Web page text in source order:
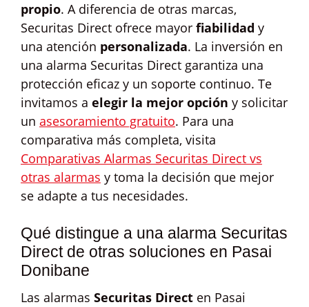
propio. A diferencia de otras marcas,
Securitas Direct ofrece mayor fiabilidad y
una atención personalizada. La inversión en
una alarma Securitas Direct garantiza una
protección eficaz y un soporte continuo. Te
invitamos a elegir la mejor opción y solicitar
un asesoramiento gratuito. Para una
comparativa más completa, visita
Comparativas Alarmas Securitas Direct vs
otras alarmas y toma la decisión que mejor
se adapte a tus necesidades.
Qué distingue a una alarma Securitas
Direct de otras soluciones en Pasai
Donibane
Las alarmas Securitas Direct en Pasai